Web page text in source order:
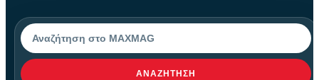
Αναζήτηση
ΑΝΑΖΉΤΗΣΗ